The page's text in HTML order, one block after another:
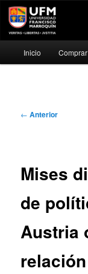
Ir
Inicio
Navegación
← Anterior
Mises
de
Austria